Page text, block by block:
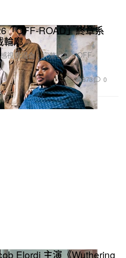
「OFF-ROAD」終章系
輪廓
視覺混合，完整收官「OFF-
873 0
Elordi 主演《Wuthering